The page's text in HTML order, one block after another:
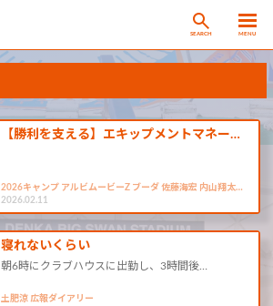
SEARCH MENU
【勝利を支える】エキップメントマネー…
2026キャンプ アルビムービーZ ブーダ 佐藤海宏 内山翔太…
2026.02.11
寝れないくらい
朝6時にクラブハウスに出勤し、3時間後…
土肥涼 広報ダイアリー